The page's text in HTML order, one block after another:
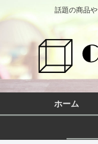
話題の商品
ホーム